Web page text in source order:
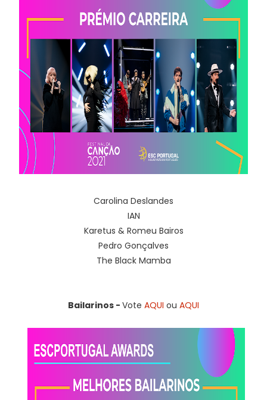
Carolina Deslandes
IAN
Karetus & Romeu Bairos
Pedro Gonçalves
The Black Mamba
Bailarinos - Vote AQUI ou AQUI